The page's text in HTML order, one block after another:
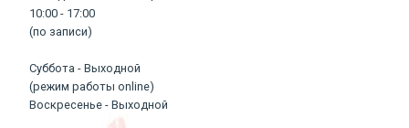
10:00 - 17:00
(по записи)
Суббота - Выходной
(режим работы online)
Воскресенье - Выходной